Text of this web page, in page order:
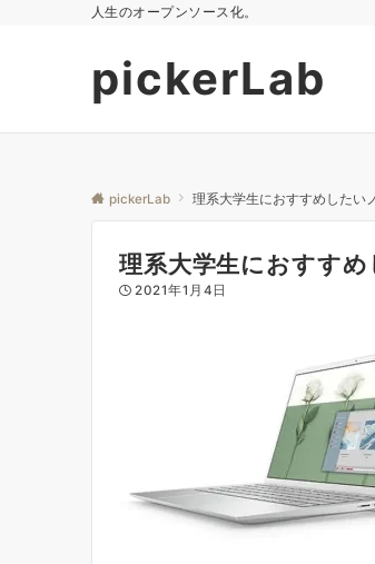
人生のオープンソース化。
pickerLab
pickerLab 理系大学生におすすめした
理系大学生におすす
2021年1月4日